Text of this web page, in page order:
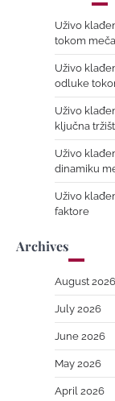
Uživo
tokom meča
Uživo
odluke
Uživo
ključna
Uživo
dinamiku
Uživo
faktore
Archives
August 2026
July 2026
June 2026
May 2026
April 2026